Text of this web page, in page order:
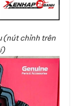
(nút chỉnh trên